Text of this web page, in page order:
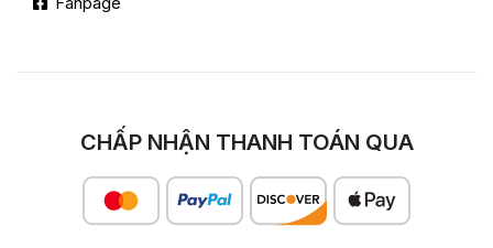
CHẤP NHẬN THANH TOÁN QUA